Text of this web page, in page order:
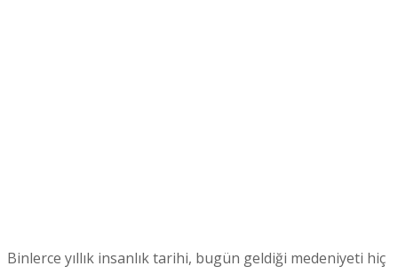
Binlerce yıllık insanlık tarihi, bugün geldiği medeniyeti hiç